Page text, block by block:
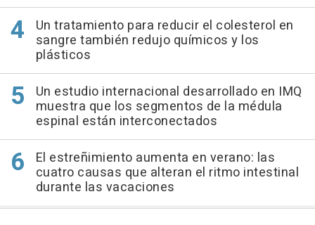
Un tratamiento para reducir el colesterol en
sangre también redujo químicos y los
plásticos
Un estudio internacional desarrollado en IMQ
muestra que los segmentos de la médula
espinal están interconectados
El estreñimiento aumenta en verano: las
cuatro causas que alteran el ritmo intestinal
durante las vacaciones